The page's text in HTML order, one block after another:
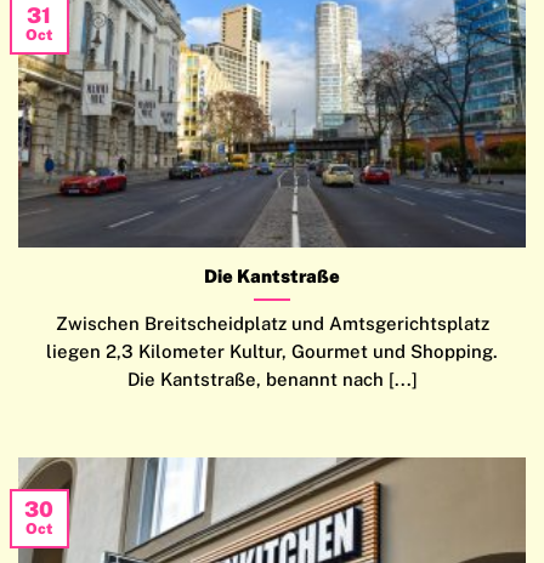
Die Kantstraße
Zwischen Breitscheidplatz und Amtsgerichtsplatz
liegen 2,3 Kilometer Kultur, Gourmet und Shopping.
Die Kantstraße, benannt nach [...]
31
Oct
30
Oct